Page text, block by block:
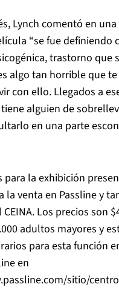
Lynch comentó en
“se fue definiendo
trastorno que
algo tan horrible que te
con ello. Llegados a
alguien de
en una parte
para la exhibición
la venta en Passline y
Los precios son
adultos mayores y
para esta función
en
sitio/